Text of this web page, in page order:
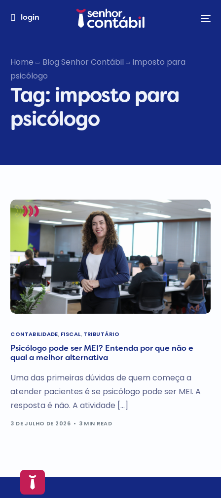
login
Home Blog Senhor Contábil
imposto para
psicólogo
Tag: imposto para
psicólogo
CONTABILIDADE, FISCAL, TRIBUTÁRIO
Psicólogo pode ser MEI? Entenda por que não e
qual a melhor alternativa
Uma das primeiras dúvidas de quem começa a
atender pacientes é se psicólogo pode ser MEI. A
resposta é não. A atividade […]
3 DE JULHO DE 2026 3 MIN READ